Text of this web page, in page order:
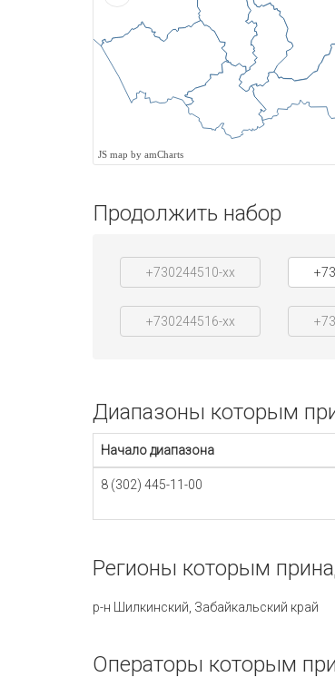
JS map by amCharts
Продолжить набор
+730244510-xx
+730244516-xx
Диапазоны которым
Начало диапазона
8 (302) 445-11-00
Регионы которым
р-н Шилкинский, Забайкальский край
Операторы которым